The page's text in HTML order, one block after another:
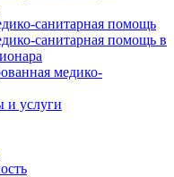
санитарная помощь
санитарная помощь в
медико-
и услуги